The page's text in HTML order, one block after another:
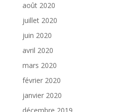
août 2020
juillet 2020
juin 2020
avril 2020
mars 2020
février 2020
janvier 2020